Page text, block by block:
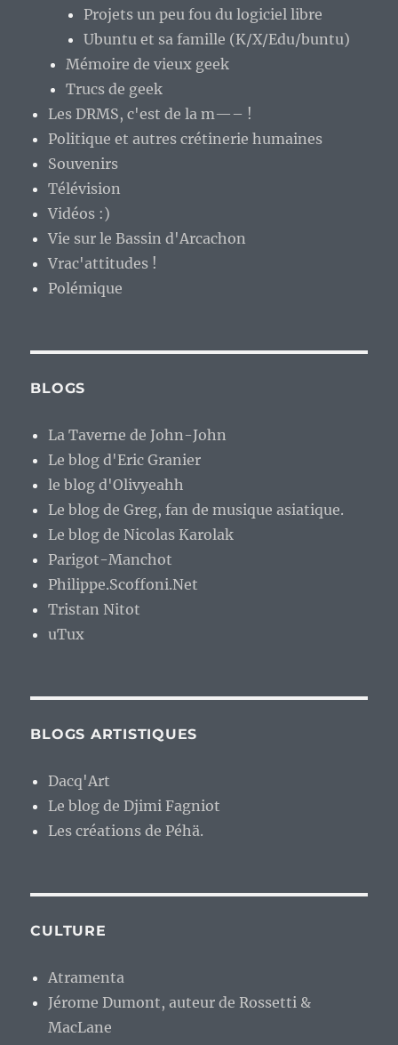
Projets un peu fou du logiciel libre
Ubuntu et sa famille (K/X/Edu/buntu)
Mémoire de vieux geek
Trucs de geek
Les DRMS, c'est de la m—– !
Politique et autres crétinerie humaines
Souvenirs
Télévision
Vidéos :)
Vie sur le Bassin d'Arcachon
Vrac'attitudes !
Polémique
BLOGS
La Taverne de John-John
Le blog d'Eric Granier
le blog d'Olivyeahh
Le blog de Greg, fan de musique asiatique.
Le blog de Nicolas Karolak
Parigot-Manchot
Philippe.Scoffoni.Net
Tristan Nitot
uTux
BLOGS ARTISTIQUES
Dacq'Art
Le blog de Djimi Fagniot
Les créations de Péhä.
CULTURE
Atramenta
Jérome Dumont, auteur de Rossetti &
MacLane